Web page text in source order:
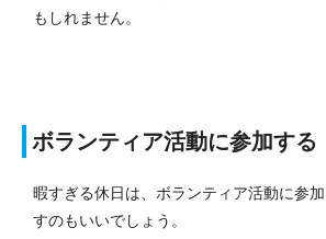
もしれません。
ボランティア活動に参加する
暇すぎる休日は、ボランティア活動に参
すのもいいでしょう。